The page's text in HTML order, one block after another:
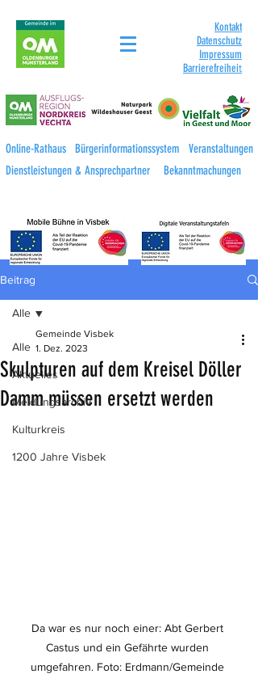
Kontakt
Datenschutz
Impressum
Barrierefreiheit
Online-Rathaus Bürgerinformationssystem
Veranstaltungen
Dienstleistungen & Ansprechpartner
Bekanntmachungen
Beitrag
Alle
Aktuelles
Meldungsarchiv
Kulturkreis
1200 Jahre Visbek
Alle
Skulpturen auf dem Kreisel Döller
Damm müssen ersetzt werden
Gemeinde Visbek
1. Dez. 2023
Da war es nur noch einer: Abt Gerbert
Castus und ein Gefährte wurden
umgefahren. Foto: Erdmann/Gemeinde